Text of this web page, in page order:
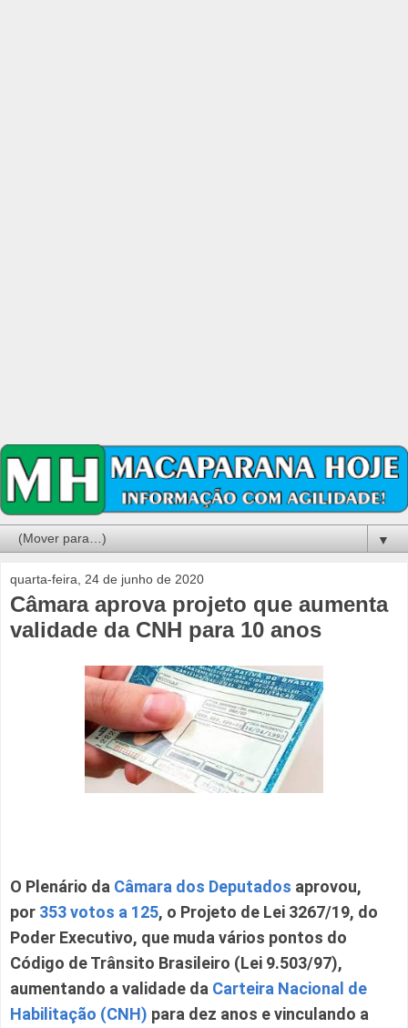
▼
quarta-feira, 24 de junho de 2020
Câmara aprova projeto que aumenta
validade da CNH para 10 anos
O Plenário da Câmara dos Deputados aprovou,
por 353 votos a 125, o Projeto de Lei 3267/19, do
Poder Executivo, que muda vários pontos do
Código de Trânsito Brasileiro (Lei 9.503/97),
aumentando a validade da Carteira Nacional de
Habilitação (CNH) para dez anos e vinculando a